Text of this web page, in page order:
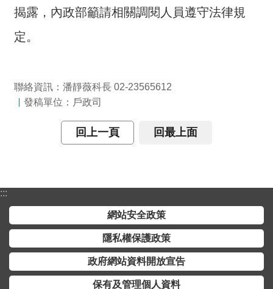
安
政
隱
私
網
站
料
揭露，內政部籲請相關調閱人員遵守法律規
定。
聯絡資訊：潘靜薇科長 02-23565612
發稿單位：戶政司
回上一頁 回最上面
:::
網站安全政策
隱私權保護政策
政府網站資料開放宣告
保有及管理個人資料